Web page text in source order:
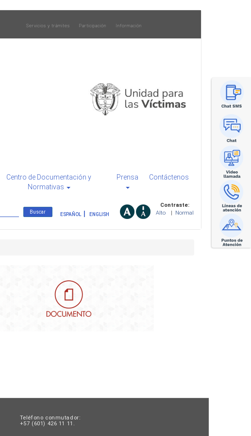
Servicios y trámites Participación Información
Centro de Documentación y
Normativas
Prensa Contáctenos
Contraste:
Alto
Normal
ESPAÑOL ENGLISH
Teléfono conmutador:
+57 (601) 426 11 11.